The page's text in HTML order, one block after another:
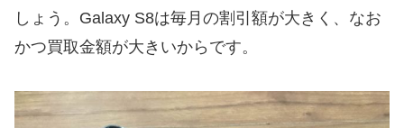
しょう。Galaxy S8は毎月の割引額が大きく、なお
かつ買取金額が大きいからです。